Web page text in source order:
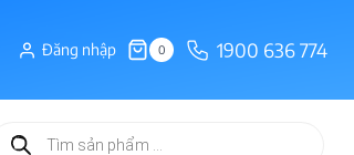
Đăng nhập 0 1900 636 774
Tìm
kiếm